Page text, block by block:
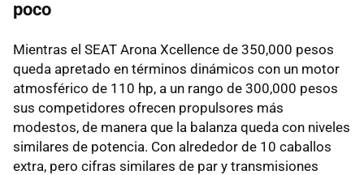
poco
Mientras el SEAT Arona Xcellence de 350,000 pesos
queda apretado en términos dinámicos con un motor
atmosférico de 110 hp, a un rango de 300,000 pesos
sus competidores ofrecen propulsores más
modestos, de manera que la balanza queda con niveles
similares de potencia. Con alrededor de 10 caballos
extra, pero cifras similares de par y transmisiones